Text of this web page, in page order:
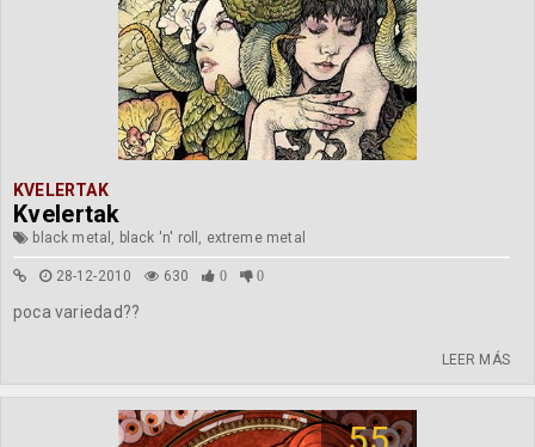
KVELERTAK
Kvelertak
black metal, black 'n' roll, extreme metal
28-12-2010 630 0 0
poca variedad??
LEER MÁS